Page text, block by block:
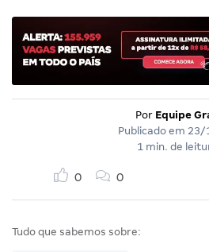
Por Equipe
Publicado em 23/
1 min. de
0 0
Tudo que sabemos sobre: